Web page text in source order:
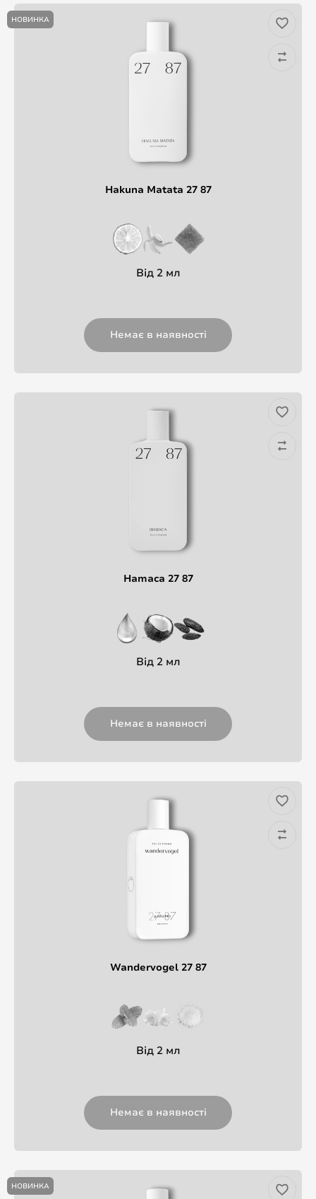
НОВИНКА
Hakuna Matata 27 87
Від 2 мл
Немає в наявності
Hamaca 27 87
Від 2 мл
Немає в наявності
Wandervogel 27 87
Від 2 мл
Немає в наявності
НОВИНКА